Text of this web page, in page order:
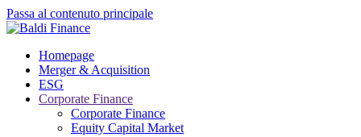
Passa al contenuto principale
Homepage
Merger & Acquisition
ESG
Corporate Finance
Corporate Finance
Equity Capital Market